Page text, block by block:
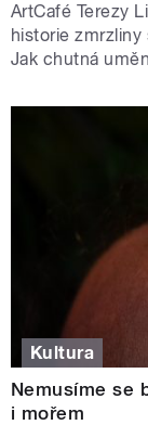
ArtCafé Terezy
historie
Jak chutná
Kultura
Nemusíme se
i mořem